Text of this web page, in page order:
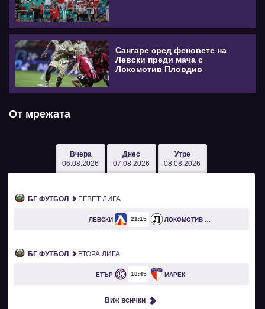
Сангаре сред феновете на
Левски преди мача с
Локомотив Пловдив
От мрежата
Вчера
06.08.2026
Днес
07.08.2026
Утре
08.08.2026
БГ ФУТБОЛ EFBET ЛИГА
ЛЕВСКИ 21 15
БГ ФУТБОЛ ВТОРА ЛИГА
ЕТЪР 18 45 МАРЕК
Виж всички